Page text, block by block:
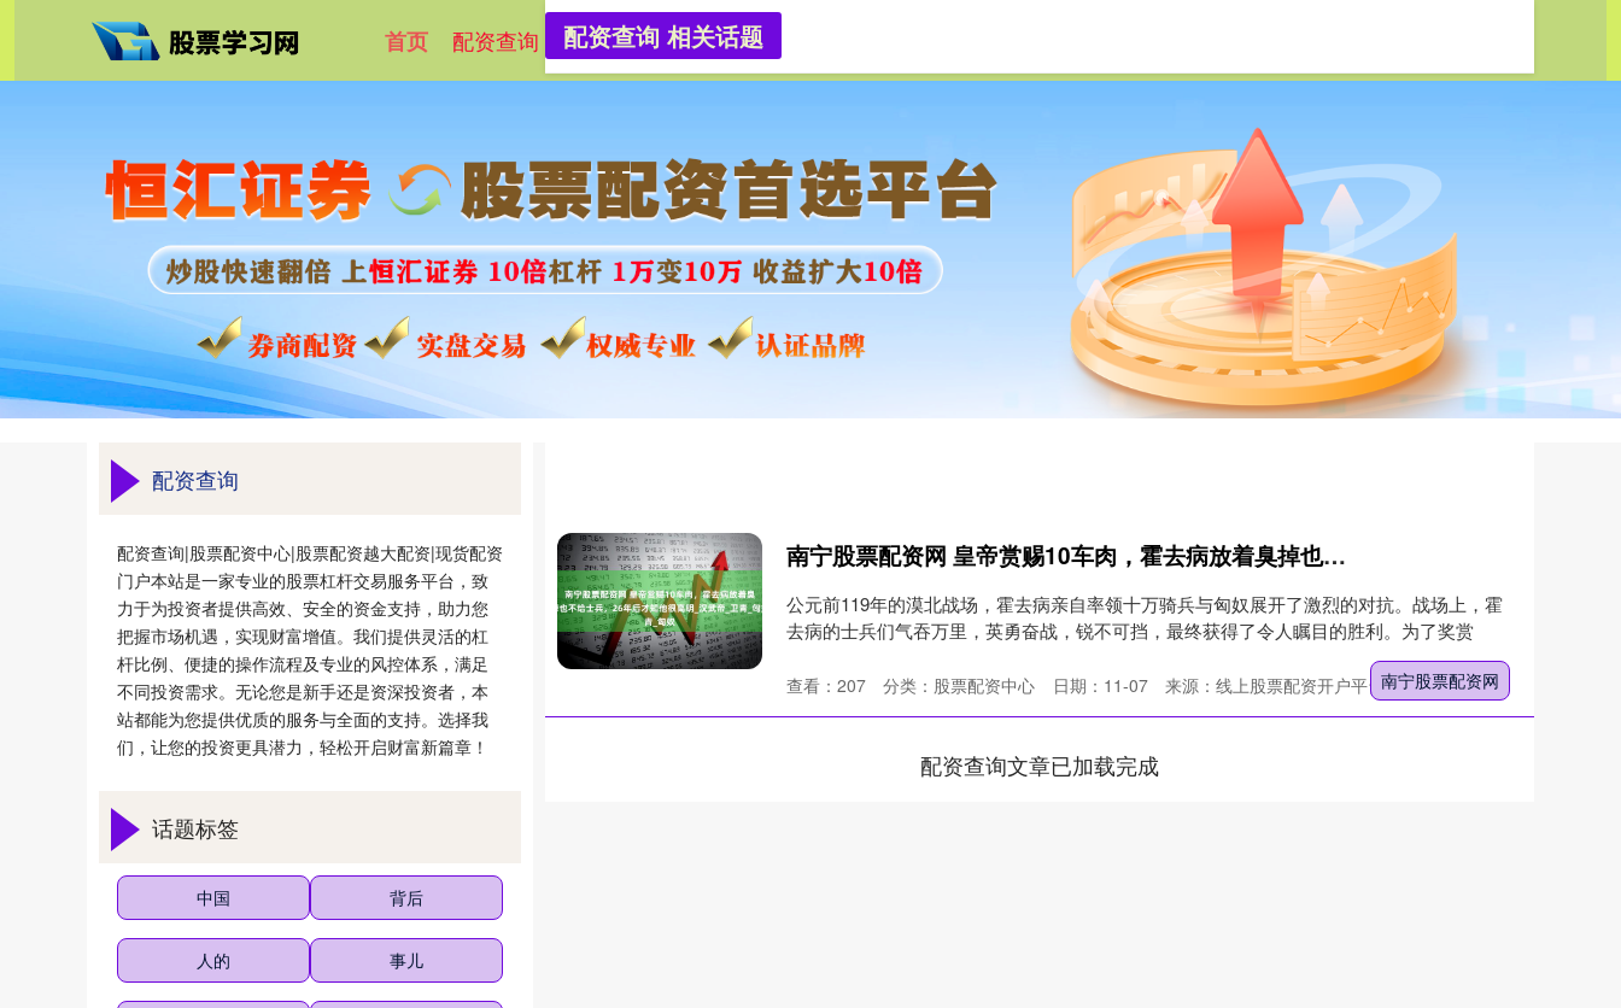
首页 配资查询 股票配资中心 股票配资越大配资
配资查询 相关话题
南宁股票配资网 皇帝赏赐10车肉，霍去病放着臭掉也不给士兵，26年后才知他很高明_汉武帝_卫青_匈奴
公元前119年的漠北战场，霍去病亲自率领十万骑兵与匈奴展开了激烈的对抗。战场上，霍
去病的士兵们气吞万里，英勇奋战，锐不可挡，最终获得了令人瞩目的胜利。为了奖赏
南宁股票配资网
日期：11-07 来源：线上股票配资开户平台
查看： 207 分类： 股票配资中心
配资查询文章已加载完成
配资查询
配资查询|股票配资中心|股票配资越大配资|现货配资
门户本站是一家专业的股票杠杆交易服务平台，致
力于为投资者提供高效、安全的资金支持，助力您
把握市场机遇，实现财富增值。我们提供灵活的杠
杆比例、便捷的操作流程及专业的风控体系，满足
不同投资需求。无论您是新手还是资深投资者，本
站都能为您提供优质的服务与全面的支持。选择我
们，让您的投资更具潜力，轻松开启财富新篇章！
话题标签
中国 背后
人的 事儿